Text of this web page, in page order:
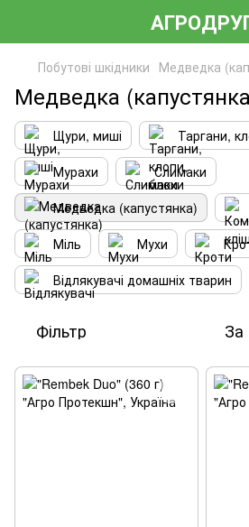
Побутові шкідники Медведка
Медведка
Щури, миші
Таргани,
Мурахи
Слимаки
Медведка (капустянка)
Міль
Мухи
Відлякувачі домашніх тварин
Фільтр За